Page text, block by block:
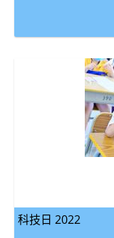
科技日 2022